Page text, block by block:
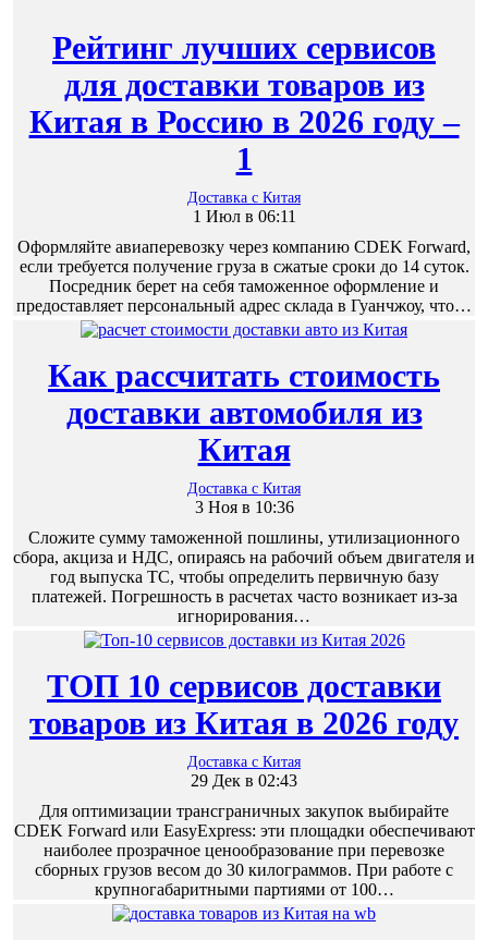
Рейтинг лучших сервисов
для доставки товаров из
Китая в Россию в 2026 году –
1
Доставка с Китая
1 Июл в 06:11
Оформляйте авиаперевозку через компанию CDEK Forward,
если требуется получение груза в сжатые сроки до 14 суток.
Посредник берет на себя таможенное оформление и
предоставляет персональный адрес склада в Гуанчжоу, что…
Как рассчитать стоимость
доставки автомобиля из
Китая
Доставка с Китая
3 Ноя в 10:36
Сложите сумму таможенной пошлины, утилизационного
сбора, акциза и НДС, опираясь на рабочий объем двигателя и
год выпуска ТС, чтобы определить первичную базу
платежей. Погрешность в расчетах часто возникает из-за
игнорирования…
ТОП 10 сервисов доставки
товаров из Китая в 2026 году
Доставка с Китая
29 Дек в 02:43
Для оптимизации трансграничных закупок выбирайте
CDEK Forward или EasyExpress: эти площадки обеспечивают
наиболее прозрачное ценообразование при перевозке
сборных грузов весом до 30 килограммов. При работе с
крупногабаритными партиями от 100…